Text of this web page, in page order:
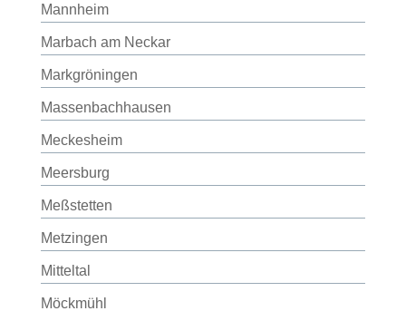
Mannheim
Marbach am Neckar
Markgröningen
Massenbachhausen
Meckesheim
Meersburg
Meßstetten
Metzingen
Mitteltal
Möckmühl